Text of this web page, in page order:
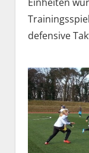
defensive